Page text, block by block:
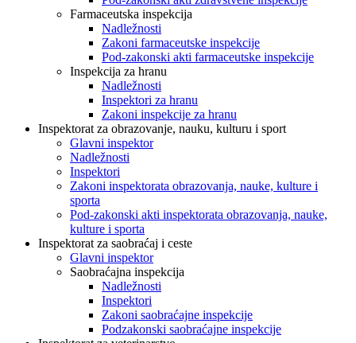
Farmaceutska inspekcija
Nadležnosti
Zakoni farmaceutske inspekcije
Pod-zakonski akti farmaceutske inspekcije
Inspekcija za hranu
Nadležnosti
Inspektori za hranu
Zakoni inspekcije za hranu
Inspektorat za obrazovanje, nauku, kulturu i sport
Glavni inspektor
Nadležnosti
Inspektori
Zakoni inspektorata obrazovanja, nauke, kulture i
sporta
Pod-zakonski akti inspektorata obrazovanja, nauke,
kulture i sporta
Inspektorat za saobraćaj i ceste
Glavni inspektor
Saobraćajna inspekcija
Nadležnosti
Inspektori
Zakoni saobraćajne inspekcije
Podzakonski saobraćajne inspekcije